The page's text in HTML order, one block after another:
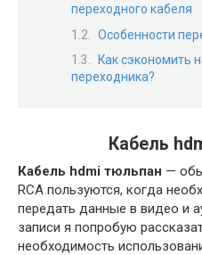
переходного кабеля
Особенности
Как сэкономить
переходника?
Кабель
Кабель hdmi тюльпан —
RCA пользуются, когда
передать данные в видео и
записи я попробую
необходимость